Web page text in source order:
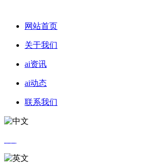
网站首页
关于我们
ai资讯
ai动态
联系我们